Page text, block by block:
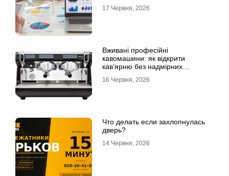
17 Червня, 2026
Вживані професійні
кавомашини: як відкрити
кав’ярню без надмірних
16 Червня, 2026
Что делать если захлопнулась
дверь?
14 Червня, 2026